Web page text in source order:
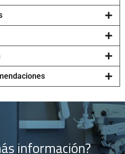
información?